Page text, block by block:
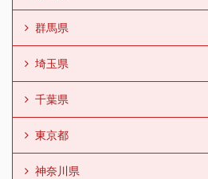
群馬県
埼玉県
千葉県
東京都
神奈川県